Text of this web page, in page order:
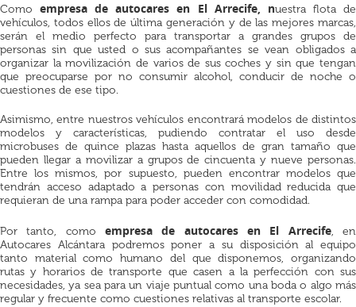
Comoempresa de autocares en El Arrecife, nuestra flota de
vehículos, todos ellos de última generación y de las mejores marcas,
serán el medio perfecto para transportar a grandes grupos de
personas sin que usted o sus acompañantes se vean obligados a
organizar la movilización de varios de sus coches y sin que tengan
que preocuparse por no consumir alcohol, conducir de noche o
cuestiones de ese tipo.
Asimismo, entre nuestros vehículos encontrará modelos de distintos
modelos y características, pudiendo contratar el uso desde
microbuses de quince plazas hasta aquellos de gran tamaño que
pueden llegar a movilizar a grupos de cincuenta y nueve personas.
Entre los mismos, por supuesto, pueden encontrar modelos que
tendrán acceso adaptado a personas con movilidad reducida que
requieran de una rampa para poder acceder con comodidad.
Por tanto, como empresa de autocares en El Arrecife, en
Autocares Alcántara podremos poner a su disposición al equipo
tanto material como humano del que disponemos, organizando
rutas y horarios de transporte que casen a la perfección con sus
necesidades, ya sea para un viaje puntual como una boda o algo más
regular y frecuente como cuestiones relativas al transporte escolar.